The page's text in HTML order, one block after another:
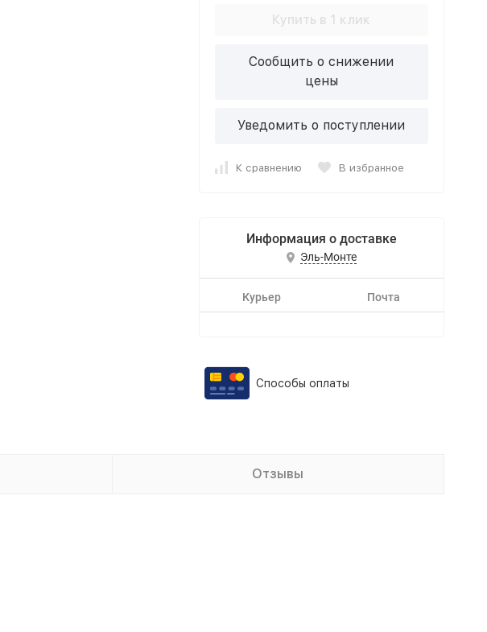
Купить в 1 клик
Сообщить о снижении
цены
Уведомить о поступлении
К сравнению В избранное
Информация о доставке
Эль-Монте
Курьер Почта
Способы оплаты
Отзывы